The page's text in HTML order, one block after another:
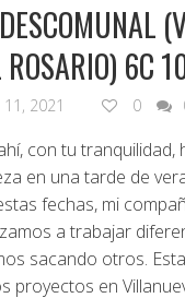
ROSARIO) 6C
11, 2021 0
con tu tranquilidad,
en una tarde de
fechas, mi
a trabajar
sacando otros.
proyectos en